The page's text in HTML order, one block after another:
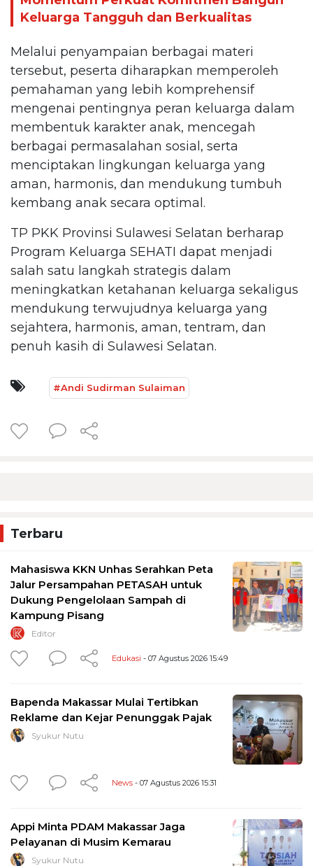
Keluarga Tangguh dan Berkualitas
Melalui penyampaian berbagai materi
tersebut, peserta diharapkan memperoleh
pemahaman yang lebih komprehensif
mengenai pentingnya peran keluarga dalam
membentuk karakter anak, mencegah
berbagai permasalahan sosial, serta
menciptakan lingkungan keluarga yang
aman, harmonis, dan mendukung tumbuh
kembang anak secara optimal.
TP PKK Provinsi Sulawesi Selatan berharap
Program Keluarga SEHATI dapat menjadi
salah satu langkah strategis dalam
meningkatkan ketahanan keluarga sekaligus
mendukung terwujudnya keluarga yang
sejahtera, harmonis, aman, tentram, dan
penuh kasih di Sulawesi Selatan.
#Andi Sudirman Sulaiman
Terbaru
Mahasiswa KKN Unhas Serahkan Peta
Jalur Persampahan PETASAH untuk
Dukung Pengelolaan Sampah di
Kampung Pisang
Editor
Edukasi - 07 Agustus 2026 15:49
Bapenda Makassar Mulai Tertibkan
Reklame dan Kejar Penunggak Pajak
Syukur Nutu
News - 07 Agustus 2026 15:31
Appi Minta PDAM Makassar Jaga
Pelayanan di Musim Kemarau
Syukur Nutu